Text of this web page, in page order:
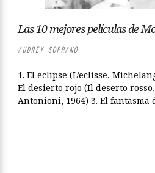
Las 10 mejores películas de
AUDREY SOPRANO
1. El eclipse (L’eclisse,
El desierto rojo (Il deserto
Antonioni, 1964) 3. El fantasma